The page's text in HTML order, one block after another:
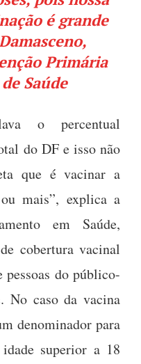
é grande
Primária
Saúde
o percentual
do DF e isso não
que é vacinar a
mais”, explica a
em Saúde,
cobertura vacinal
pessoas do público-
No caso da vacina
denominador para
superior a 18